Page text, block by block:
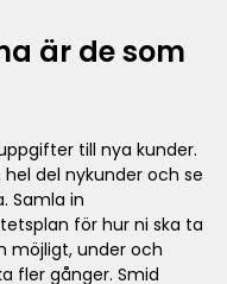
är de som
till nya kunder.
del nykunder och se
Samla in
för hur ni ska ta
möjligt, under och
fler gånger. Smid